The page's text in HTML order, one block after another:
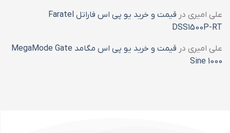
علی امیری در
قیمت و خرید یو پی اس فاراتل Faratel
DSS1500P-RT
علی امیری در
قیمت و خرید یو پی اس مگامد MegaMode Gate
Sine 1000